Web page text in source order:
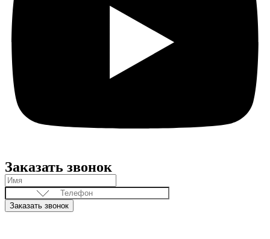
Заказать звонок
Заказать звонок